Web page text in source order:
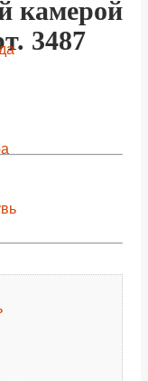
камерой
3487